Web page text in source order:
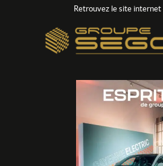
Retrouvez le site internet